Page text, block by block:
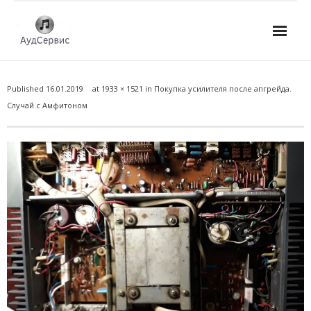
- Ремонт автомагнитол
- Ремонт микшерных пультов и консолей
- Ремонт активной акустики
- Ремонт домашних кинотеатров
- Ремонт музыкальных центров
- Ремонт аудио для клубов, ресторанов, школ
- Изготовление усилителей
Published 16.01.2019 at 1933 × 1521 in Покупка усилителя после апгрейда.
Случай с Амфитоном